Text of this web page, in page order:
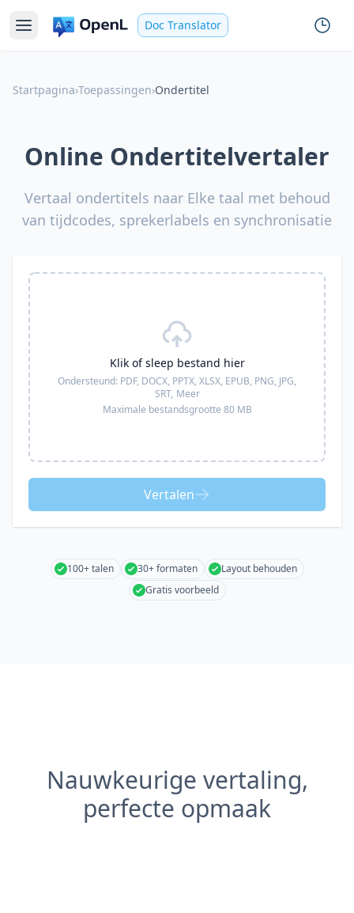
Doc Translator
Startpagina›Toepassingen›Ondertitel
Online Ondertitelvertaler
Vertaal ondertitels naar Elke taal met behoud
van tijdcodes, sprekerlabels en synchronisatie
Klik of sleep bestand hier
Ondersteund: PDF, DOCX, PPTX, XLSX, EPUB, PNG, JPG,
SRT, Meer
Maximale bestandsgrootte 80 MB
Vertalen
100+ talen 30+ formaten
Layout behouden
Gratis voorbeeld
Nauwkeurige vertaling,
perfecte opmaak